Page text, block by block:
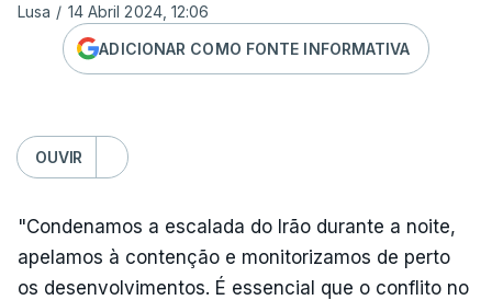
Lusa / 14 Abril 2024, 12:06
ADICIONAR COMO FONTE INFORMATIVA
OUVIR
"Condenamos a escalada do Irão durante a noite,
apelamos à contenção e monitorizamos de perto
os desenvolvimentos. É essencial que o conflito no